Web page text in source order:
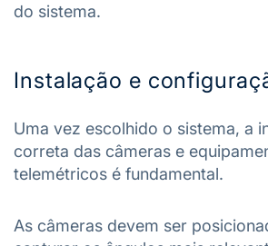
do sistema.
Instalação e
Uma vez escolhido o sistema, a
correta das câmeras e
telemétricos é fundamental.
As câmeras devem ser